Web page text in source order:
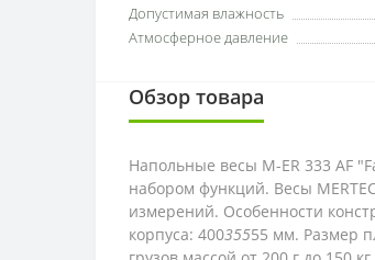
Допустимая влажность
Атмосферное давление
Обзор товара
Напольные весы M-ER 333 AF
набором функций. Весы
измерений. Особенности
корпуса: 40035555 мм. Размер